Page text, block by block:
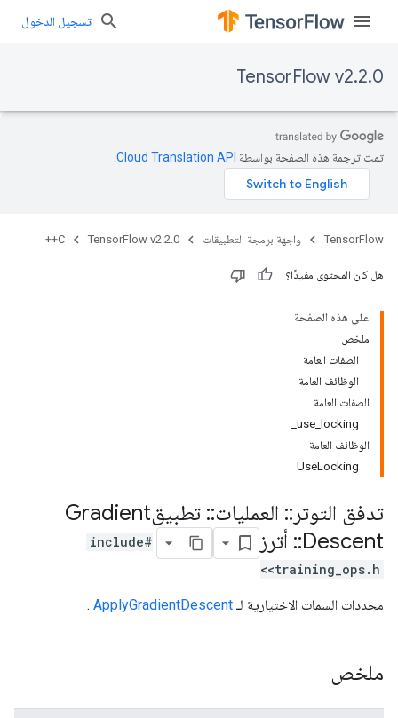
تسجيل الدخول
TensorFlow v2.2.0
تمت ترجمة هذه الصفحة بواسطة Cloud Translation API‏
TensorFlow واجهة برمجة التطبيقات TensorFlow v2.2.0
C++
هل كان المحتوى مفيدًا؟
على هذه الصفحة
ملخص
الصفات العامة
الوظائف العامة
الصفات العامة
use_locking_
الوظائف العامة
UseLocking
تدفق التوتر :: العمليات:: تطبيقGradient
Descent
:: أترز
#include
<training_ops.h>
محددات السمات الاختيارية لـ ApplyGradientDescent
.
ملخص